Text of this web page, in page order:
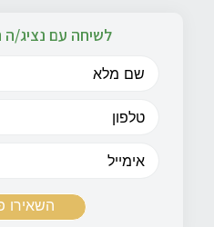
לשיחה עם נציג/ה